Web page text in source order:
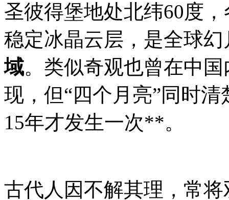
圣彼得堡地处北纬60度
稳定冰晶云层，是全球
域。类似奇观也曾在中
现，但“四个月亮”同时
15年才发生一次**。
古代人因不解其理，常